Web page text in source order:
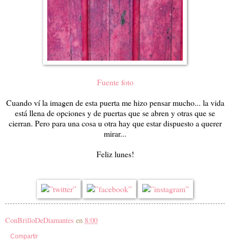
Fuente foto
Cuando ví la imagen de esta puerta me hizo pensar mucho... la vida
está llena de opciones y de puertas que se abren y otras que se
cierran. Pero para una cosa u otra hay que estar dispuesto a querer
mirar...
Feliz lunes!
ConBrilloDeDiamantes en 8:00
Compartir